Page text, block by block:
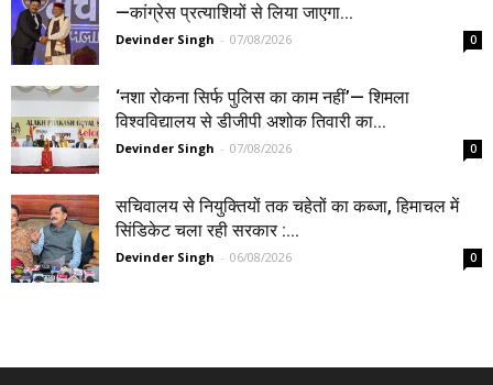
—कांग्रेस प्रत्याशियों से लिया जाएगा...
Devinder Singh - 07/08/2026 0
‘नशा रोकना सिर्फ पुलिस का काम नहीं’— शिमला
विश्वविद्यालय से डीजीपी अशोक तिवारी का...
Devinder Singh - 07/08/2026 0
सचिवालय से नियुक्तियों तक चहेतों का कब्जा, हिमाचल में
सिंडिकेट चला रही सरकार :...
Devinder Singh - 06/08/2026 0